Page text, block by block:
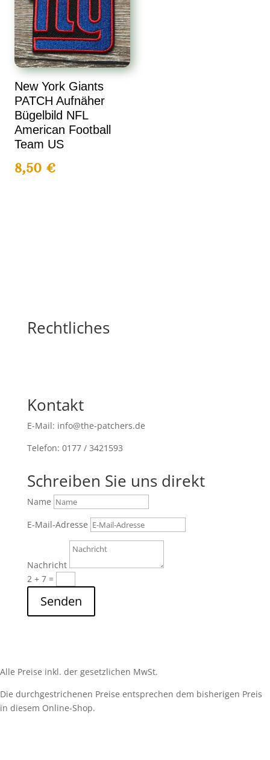
New York Giants
PATCH Aufnäher
Bügelbild NFL
American Football
Team US
8,50€
Rechtliches
Kontakt
E-Mail: info@the-patchers.de
Telefon: 0177 / 3421593
Schreiben Sie uns direkt
Name
E-Mail-Adresse
Nachricht
2 + 7=
Senden
Alle Preise inkl. der gesetzlichen MwSt.
Die durchgestrichenen Preise entsprechen dem bisherigen Preis
in diesem Online-Shop.